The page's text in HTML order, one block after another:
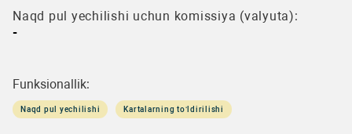
Naqd pul yechilishi uchun komissiya (valyuta):
-
Funksionallik:
Naqd pul yechilishi Kartalarning to‘ldirilishi